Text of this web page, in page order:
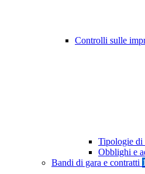
Controlli sulle
Tipologie di
Obblighi e
Bandi di gara e contratti